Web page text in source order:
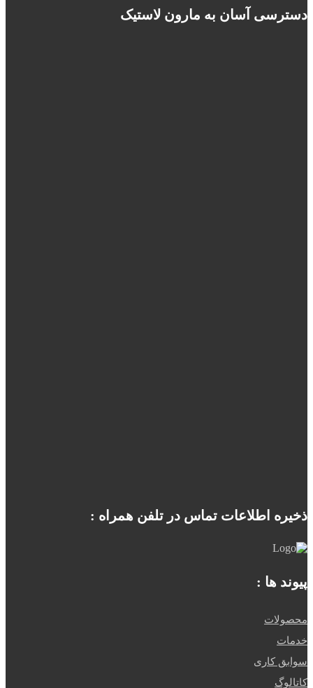
دسترسی آسان به مارون لاستیک
ذخیره اطلاعات تماس در تلفن همراه :
پیوند ها :
محصولات
خدمات
سوابق کاری
کاتالوگ